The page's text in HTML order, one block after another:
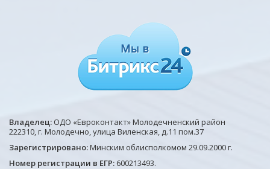
Владелец: ОДО «Евроконтакт» Молодечненский район
222310, г. Молодечно, улица Виленская, д.11 пом.37
Зарегистрировано:Минским облисполкомом 29.09.2000 г.
Номер регистрации в ЕГР: 600213493.